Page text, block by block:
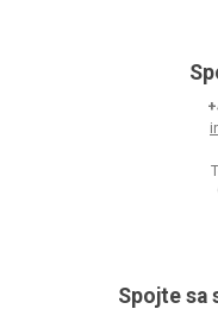
Spojte sa